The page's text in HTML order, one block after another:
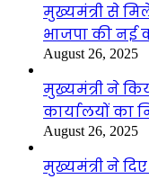
मुख्यमंत्री से
भाजपा की नई
August 26, 2025
मुख्यमंत्री ने
कार्यालयों का
August 26, 2025
मुख्यमंत्री ने